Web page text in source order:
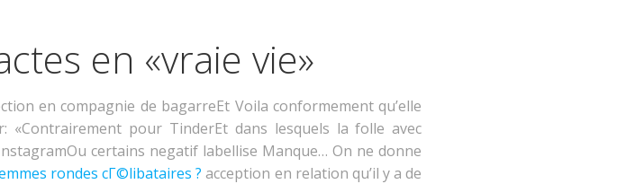
en «vraie vie»
en compagnie de bagarreEt Voila conformement qu’elle
«Contrairement pour TinderEt dans lesquels la folle avec
certains negatif labellise Manque… On ne donne
rondes cГ©libataires ? acception en relation qu’il y a de